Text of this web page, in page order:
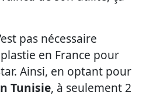
pas nécessaire
en France pour
Ainsi, en optant pour
Tunisie, à seulement 2